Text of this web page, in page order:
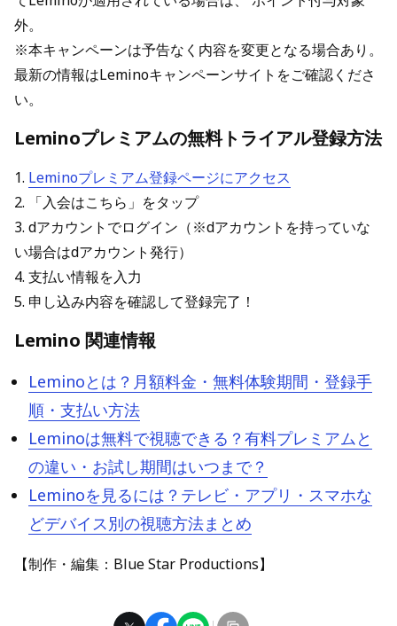
外。
※本キャンペーンは予告なく内容を変更となる場合あり。
最新の情報はLeminoキャンペーンサイトをご確認くださ
い。
Leminoプレミアムの無料トライアル登録方法
1. Leminoプレミアム登録ページにアクセス
2. 「入会はこちら」をタップ
3. dアカウントでログイン（※dアカウントを持っていな
い場合はdアカウント発行）
4. 支払い情報を入力
5. 申し込み内容を確認して登録完了！
Lemino 関連情報
Leminoとは？月額料金・無料体験期間・登録手
順・支払い方法
Leminoは無料で視聴できる？有料プレミアムと
の違い・お試し期間はいつまで？
Leminoを見るには？テレビ・アプリ・スマホな
どデバイス別の視聴方法まとめ
【制作・編集：Blue Star Productions】